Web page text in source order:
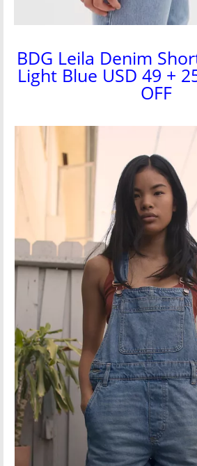
BDG Leila Denim
Light Blue USD 49 +
OFF